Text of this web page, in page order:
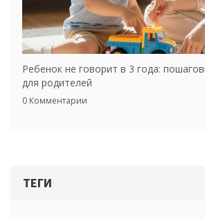
Ребенок не говорит в 3 года:
для родителей
0 Комментарии
ТЕГИ